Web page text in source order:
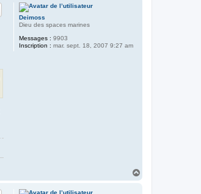
Deimoss
Dieu des spaces marines
Messages : 9903
Inscription : mar. sept. 18, 2007 9:27 am